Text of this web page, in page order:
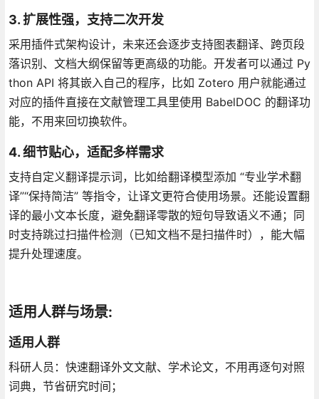
3. 扩展性强，支持二次开发
采用插件式架构设计，未来还会逐步支持图表翻译、跨页段
落识别、文档大纲保留等更高级的功能。开发者可以通过 Py
thon API 将其嵌入自己的程序，比如 Zotero 用户就能通过
对应的插件直接在文献管理工具里使用 BabelDOC 的翻译功
能，不用来回切换软件。
4. 细节贴心，适配多样需求
支持自定义翻译提示词，比如给翻译模型添加 “专业学术翻
译”“保持简洁” 等指令，让译文更符合使用场景。还能设置翻
译的最小文本长度，避免翻译零散的短句导致语义不通；同
时支持跳过扫描件检测（已知文档不是扫描件时），能大幅
提升处理速度。
适用人群与场景:
适用人群
科研人员：快速翻译外文文献、学术论文，不用再逐句对照
词典，节省研究时间；